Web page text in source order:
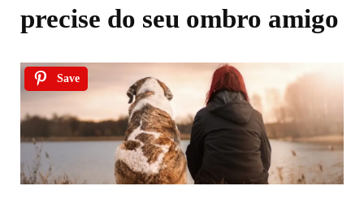
precise do seu ombro amigo
Save